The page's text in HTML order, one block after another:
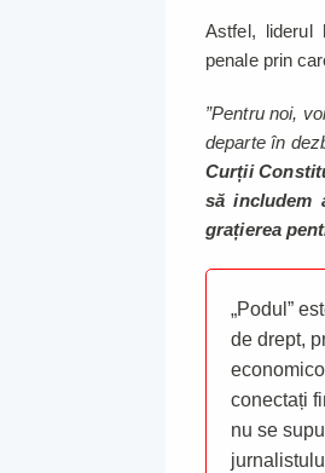
Astfel, liderul
penale prin
”Pentru noi,
departe în
Curții
să includem
grațierea
„Podul”
de drept,
conectați
nu se